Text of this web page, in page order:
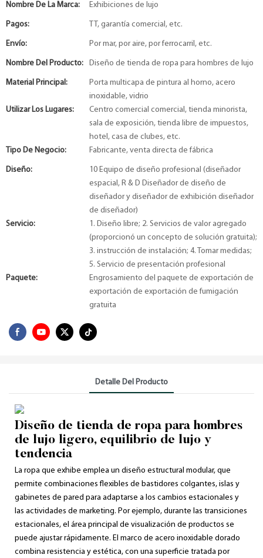
Nombre De La Marca: Exhibiciones de lujo
Pagos: TT, garantía comercial, etc.
Envío: Por mar, por aire, por ferrocarril, etc.
Nombre Del Producto: Diseño de tienda de ropa para hombres de lujo
Material Principal:
Porta multicapa de pintura al horno, acero
inoxidable, vidrio
Utilizar Los Lugares:
Centro comercial comercial, tienda minorista,
sala de exposición, tienda libre de impuestos,
hotel, casa de clubes, etc.
Tipo De Negocio:
Fabricante, venta directa de fábrica
Diseño:
10 Equipo de diseño profesional (diseñador
espacial, R & D Diseñador de diseño de
diseñador y diseñador de exhibición diseñador
de diseñador)
Servicio:
1. Diseño libre; 2. Servicios de valor agregado
(proporcionó un concepto de solución gratuita);
3. instrucción de instalación; 4. Tomar medidas;
5. Servicio de presentación profesional
Paquete:
Engrosamiento del paquete de exportación de
exportación de exportación de fumigación
gratuita
Detalle Del Producto
Diseño de tienda de ropa para hombres
de lujo ligero, equilibrio de lujo y
tendencia
La ropa que exhibe emplea un diseño estructural modular, que
permite combinaciones flexibles de bastidores colgantes, islas y
gabinetes de pared para adaptarse a los cambios estacionales y
las actividades de marketing. Por ejemplo, durante las transiciones
estacionales, el área principal de visualización de productos se
puede ajustar rápidamente. El marco de acero inoxidable dorado
combina resistencia y estética, con una superficie tratada por